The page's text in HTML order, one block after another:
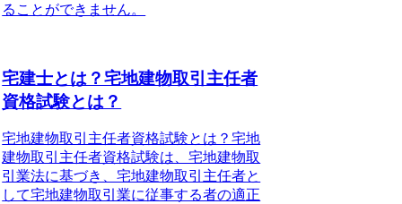
ることができません。
宅建士とは？宅地建物取引主任者
資格試験とは？
宅地建物取引主任者資格試験とは？宅地
建物取引主任者資格試験は、宅地建物取
引業法に基づき、宅地建物取引主任者と
して宅地建物取引業に従事する者の適正